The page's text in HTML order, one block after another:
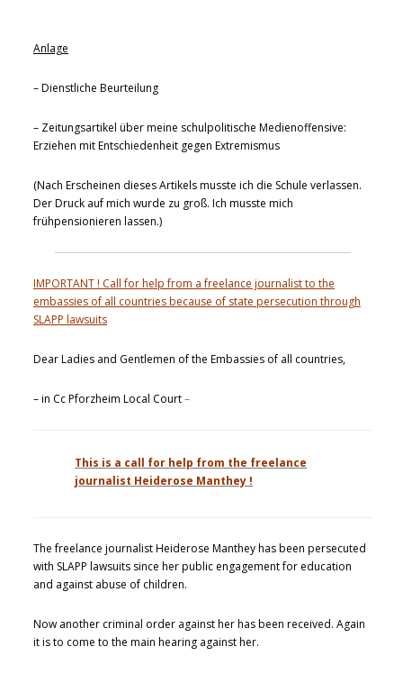
Anlage
– Dienstliche Beurteilung
– Zeitungsartikel über meine schulpolitische Medienoffensive:
Erziehen mit Entschiedenheit gegen Extremismus
(Nach Erscheinen dieses Artikels musste ich die Schule verlassen.
Der Druck auf mich wurde zu groß. Ich musste mich
frühpensionieren lassen.)
IMPORTANT ! Call for help from a freelance journalist to the
embassies of all countries because of state persecution through
SLAPP lawsuits
Dear Ladies and Gentlemen of the Embassies of all countries,
– in Cc Pforzheim Local Court–
This is a call for help from the freelance
journalist Heiderose Manthey !
The freelance journalist Heiderose Manthey has been persecuted
with SLAPP lawsuits since her public engagement for education
and against abuse of children.
Now another criminal order against her has been received. Again
it is to come to the main hearing against her.